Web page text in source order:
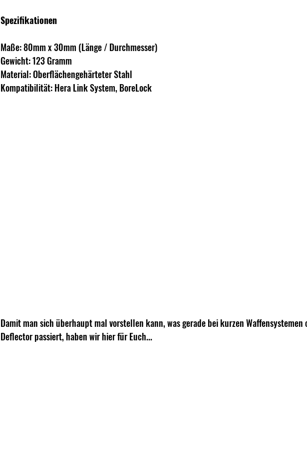
Spezifikationen
Maße: 80mm x 30mm (Länge / Durchmesser)
Gewicht: 123 Gramm
Material: Oberflächengehärteter Stahl
Kompatibilität: Hera Link System, BoreLock
Damit man sich überhaupt mal vorstellen kann, was gerade bei kurzen Waffensystemen
Deflector passiert, haben wir hier für Euch...